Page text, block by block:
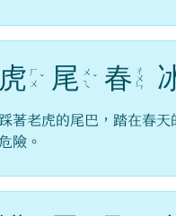
虎 ㄏ
ㄨ ˇ 尾 ㄨ
ㄟ
ˇ 春 ㄔ
ㄨ
ㄣ
踩著老虎的尾巴，踏在春
險。